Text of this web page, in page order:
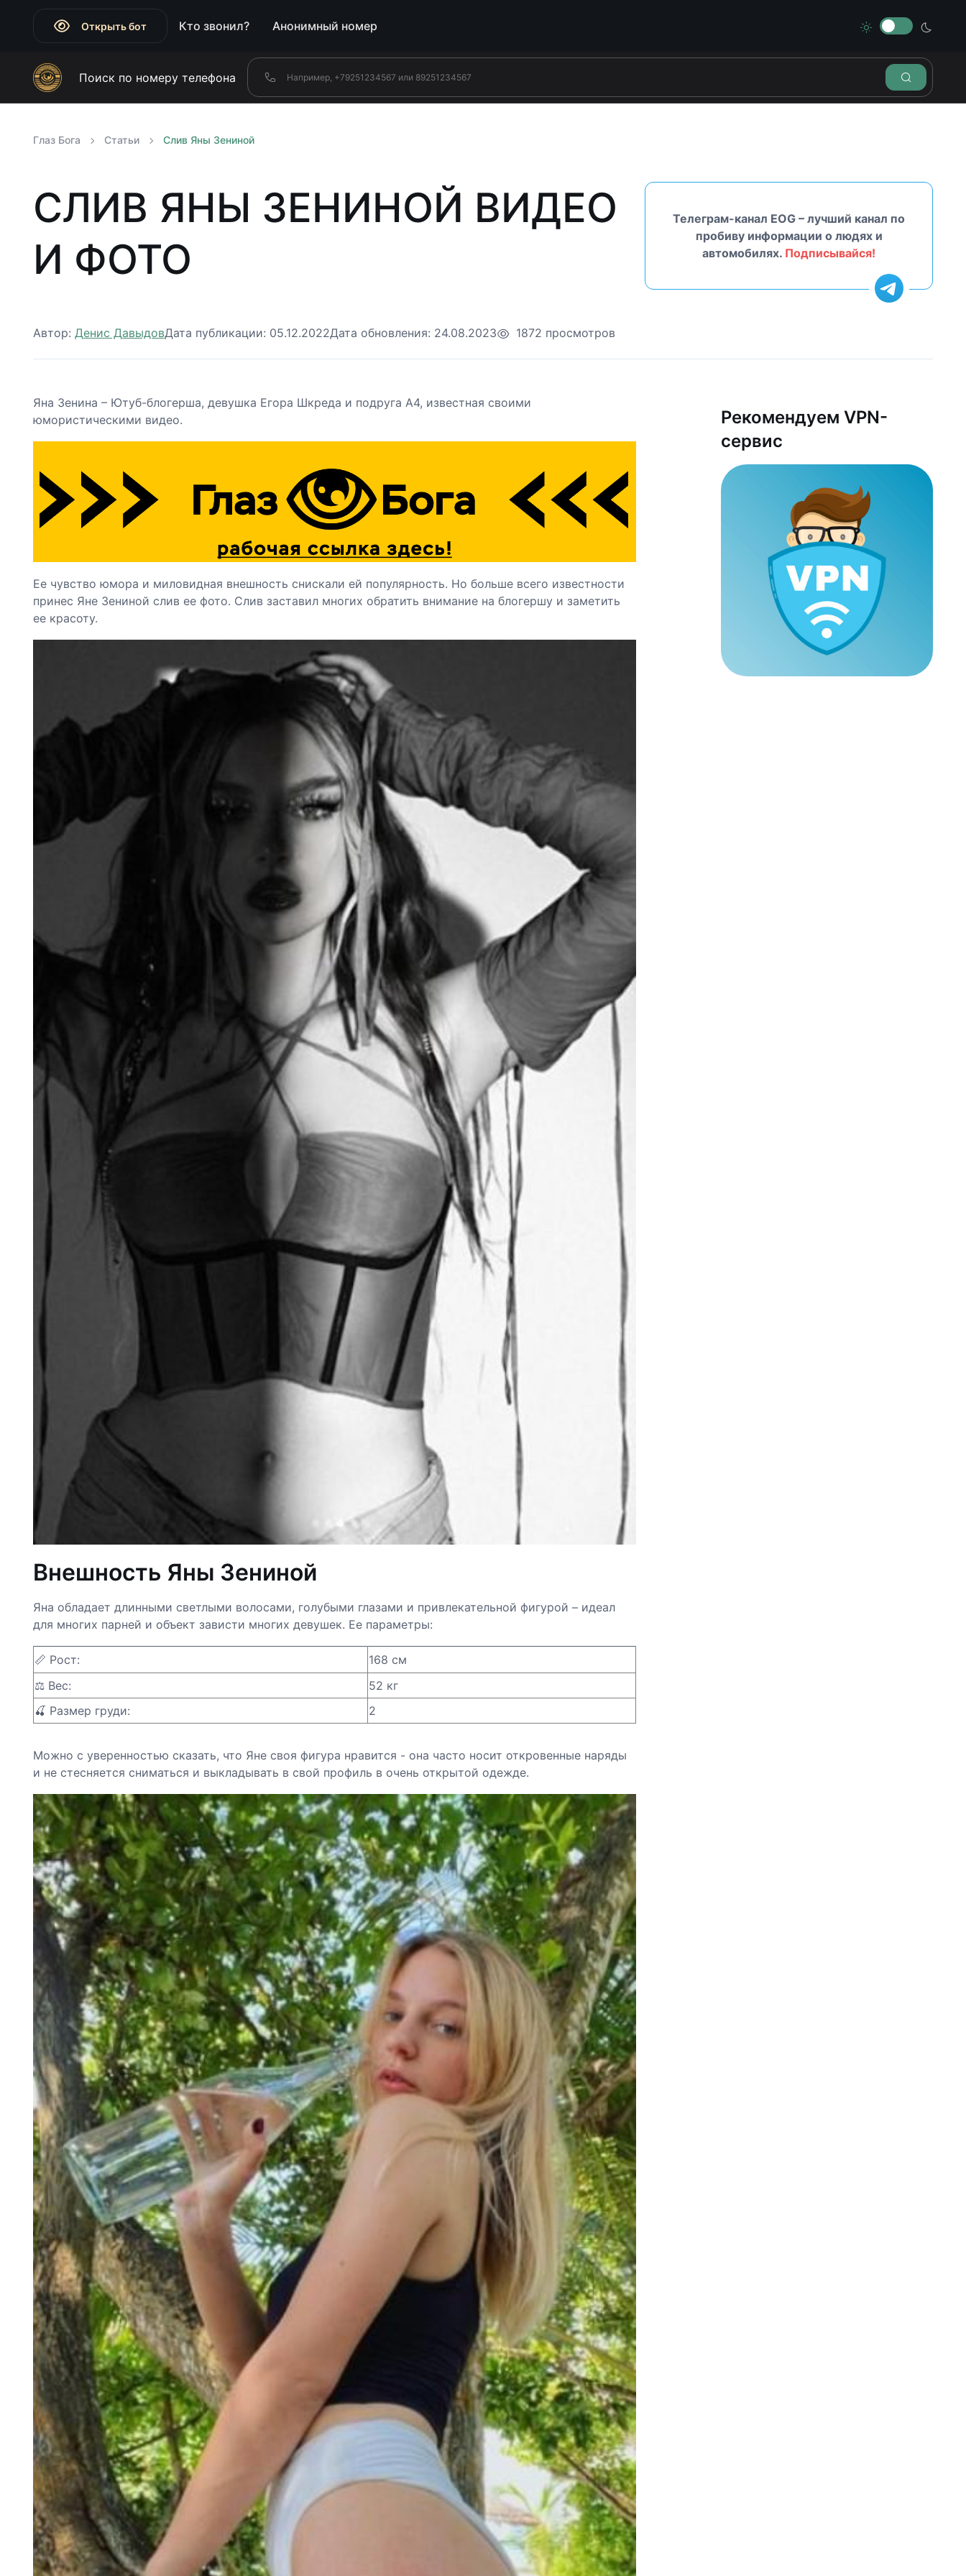
Открыть бот Кто звонил? Анонимный номер
Поиск по номеру телефона
Глаз Бога Статьи Слив Яны Зениной
СЛИВ ЯНЫ ЗЕНИНОЙ ВИДЕО
И ФОТО
Телеграм-канал EOG – лучший канал по
пробиву информации о людях и
автомобилях. Подписывайся!
Автор: Денис ДавыдовДата публикации: 05.12.2022Дата обновления: 24.08.2023 1872 просмотров
Яна Зенина – Ютуб-блогерша, девушка Егора Шкреда и подруга А4, известная своими
юмористическими видео.
Ее чувство юмора и миловидная внешность снискали ей популярность. Но больше всего известности
принес Яне Зениной слив ее фото. Слив заставил многих обратить внимание на блогершу и заметить
ее красоту.
Внешность Яны Зениной
Яна обладает длинными светлыми волосами, голубыми глазами и привлекательной фигурой – идеал
для многих парней и объект зависти многих девушек. Ее параметры:
📏 Рост:
168 см
⚖️ Вес:
52 кг
🍒 Размер груди:
2
Можно с уверенностью сказать, что Яне своя фигура нравится - она часто носит откровенные наряды
и не стесняется сниматься и выкладывать в свой профиль в очень открытой одежде.
Рекомендуем VPN-
сервис